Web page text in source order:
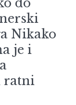
Nikako
je i
ratni